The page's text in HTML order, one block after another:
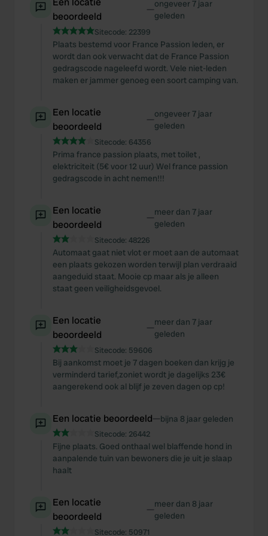
beoordeeld
—ongeveer 7 jaar
geleden
Sitecode: 22399
Plaats bestemd voor France Passion leden, er
wordt dan ook verwacht dat de France Passion
gedragscode nageleefd wordt. Vele niet-leden
maken er jammer genoeg een soort camping van.
Een locatie
beoordeeld
—ongeveer 7 jaar
geleden
Sitecode: 64356
Prima france passion plaats, met toilet ,
elektriciteit (5€ voor 12 uur) Wel france passion
gedragscode in acht nemen!!!
Een locatie
beoordeeld
—meer dan 7 jaar
geleden
Sitecode: 48226
Automaat gaat niet vlot er moet aan de automaat
een plaats gekozen worden terwijl plan verdraaid
aangeduid staat. Mooie cp maar als je alleen
staat geen veiligheidsgevoel.
Een locatie
beoordeeld
—meer dan 7 jaar
geleden
Sitecode: 59606
Bij aankomst moet je 7 dagen boeken dan krijg je
verminderd tarief,zoniet wordt je dagelijks 23€
aangerekend ook al blijf je zeven dagen op cp!
Een locatie beoordeeld—bijna 8 jaar geleden
Sitecode: 26442
Fijne plaats. Goed onthaal wel blaffende hond in
aanpalende tuin van bewoners die je uit je slaap
haalt
Een locatie
beoordeeld
—meer dan 8 jaar
geleden
Sitecode: 50971